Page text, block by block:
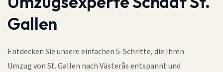
Gallen
Entdecken Sie unsere einfachen 5-Schritte, die Ihren
Umzug von St. Gallen nach Västerås entspannt und